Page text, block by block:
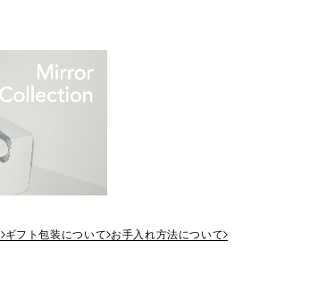
ギフト包装について お手入れ方法について